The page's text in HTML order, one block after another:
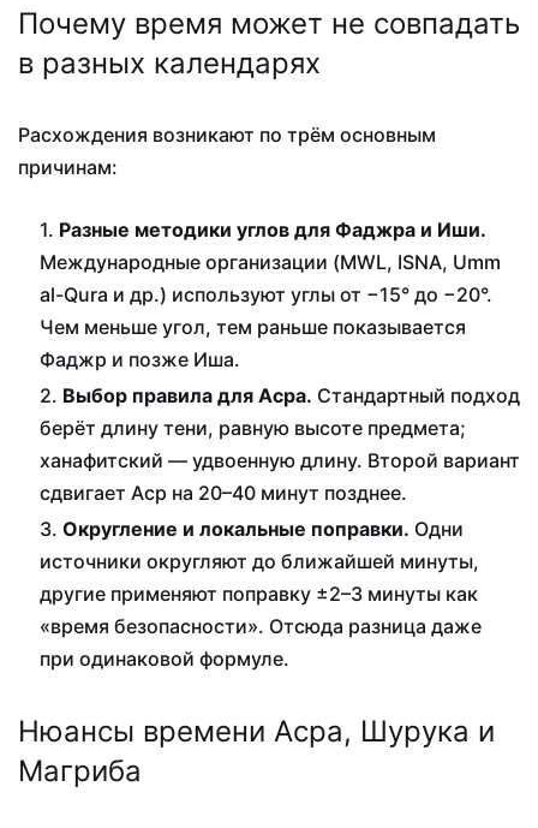
Почему время может не совпадать
в разных календарях
Расхождения возникают по трём основным
причинам:
Разные методики углов для Фаджра и Иши.
Международные организации (MWL, ISNA, Umm
al-Qura и др.) используют углы от −15° до −20°.
Чем меньше угол, тем раньше показывается
Фаджр и позже Иша.
Выбор правила для Асра. Стандартный подход
берёт длину тени, равную высоте предмета;
ханафитский — удвоенную длину. Второй вариант
сдвигает Аср на 20–40 минут позднее.
Округление и локальные поправки. Одни
источники округляют до ближайшей минуты,
другие применяют поправку ±2–3 минуты как
«время безопасности». Отсюда разница даже
при одинаковой формуле.
Нюансы времени Асра, Шурука и
Магриба